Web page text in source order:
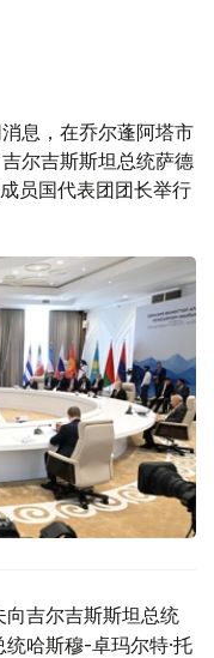
息，在乔尔蓬阿塔市
尔吉斯斯坦总统萨德
员国代表团团长举行
向吉尔吉斯斯坦总统
哈斯穆-卓玛尔特·托